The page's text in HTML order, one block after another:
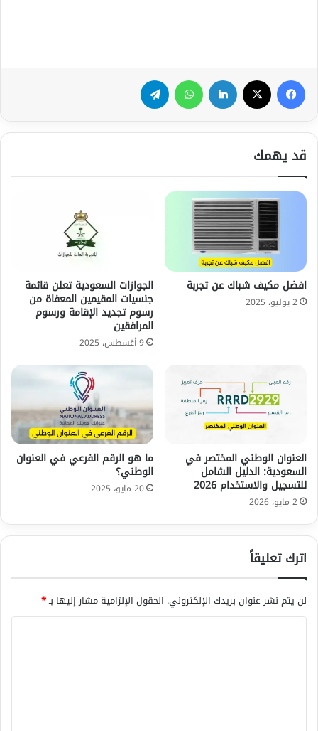
فيسبوك لينكدإن واتساب
قد يهمك
افضل مكيف شباك عن تجربة
2 يوليو، 2025
الجوازات السعودية تعلن قائمة
جنسيات المقيمين المعفاة من
رسوم تجديد الإقامة ورسوم
المرافقين
9 أغسطس، 2025
العنوان الوطني المختصر في
السعودية: الدليل الشامل
للتسجيل والاستخدام 2026
2 مايو، 2026
ما هو الرقم الفرعي في العنوان
الوطني؟
20 مايو، 2025
اترك تعليقاً
لن يتم نشر عنوان بريدك الإلكتروني. الحقول الإلزامية مشار إليها بـ*